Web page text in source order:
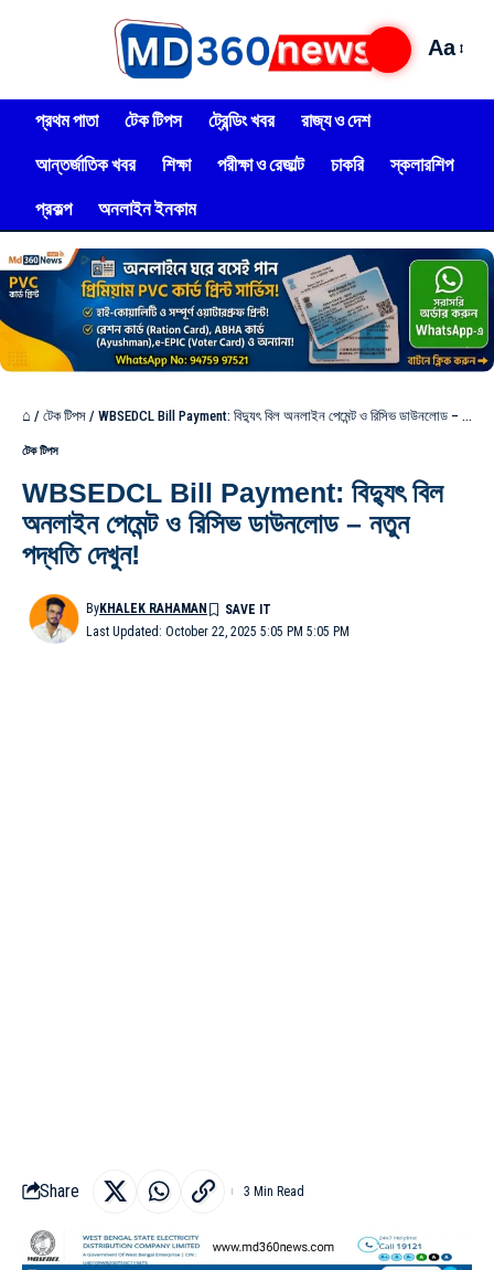
Aa
প্রথম পাতা টেক টিপস ট্রেন্ডিং খবর
রাজ্য ও দেশ
আন্তর্জাতিক খবর
শিক্ষা পরীক্ষা ও রেজাল্ট চাকরি
স্কলারশিপ
প্রকল্প
অনলাইন ইনকাম
⌂ / টেক টিপস / WBSEDCL Bill Payment: বিদ্যুৎ বিল অনলাইন পেমেন্ট ও রিসিভ ডাউনলোড – নতুন পদ্ধতি দেখুন!
টেক টিপস
WBSEDCL Bill Payment: বিদ্যুৎ বিল
অনলাইন পেমেন্ট ও রিসিভ ডাউনলোড – নতুন
পদ্ধতি দেখুন!
Last Updated: October 22, 2025 5:05 PM 5:05 PM
ByKHALEK RAHAMAN
Share 3 Min Read